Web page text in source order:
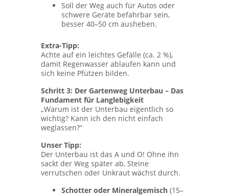
Soll der Weg auch für Autos oder
schwere Geräte befahrbar sein,
besser 40–50 cm ausheben.
Extra-Tipp:
Achte auf ein leichtes Gefälle (ca. 2 %),
damit Regenwasser ablaufen kann und
sich keine Pfützen bilden.
Schritt 3: Der Gartenweg Unterbau – Das
Fundament für Langlebigkeit
„Warum ist der Unterbau eigentlich so
wichtig? Kann ich den nicht einfach
weglassen?“
Unser Tipp:
Der Unterbau ist das A und O! Ohne ihn
sackt der Weg später ab, Steine
verrutschen oder Unkraut wächst durch.
Schotter oder Mineralgemisch (15–